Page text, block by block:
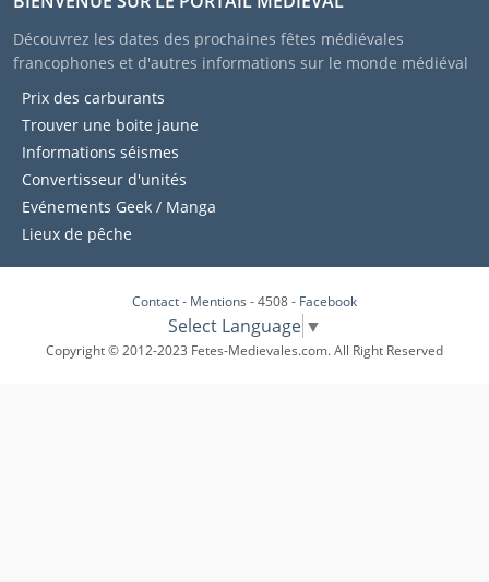
Découvrez les dates des prochaines fêtes médiévales
francophones et d'autres informations sur le monde médiéval
Prix des carburants
Trouver une boite jaune
Informations séismes
Convertisseur d'unités
Evénements Geek / Manga
Lieux de pêche
Contact- Mentions - 4508 - Facebook
Select Language ▼
Copyright © 2012-2023 Fetes-Medievales.com. All Right Reserved